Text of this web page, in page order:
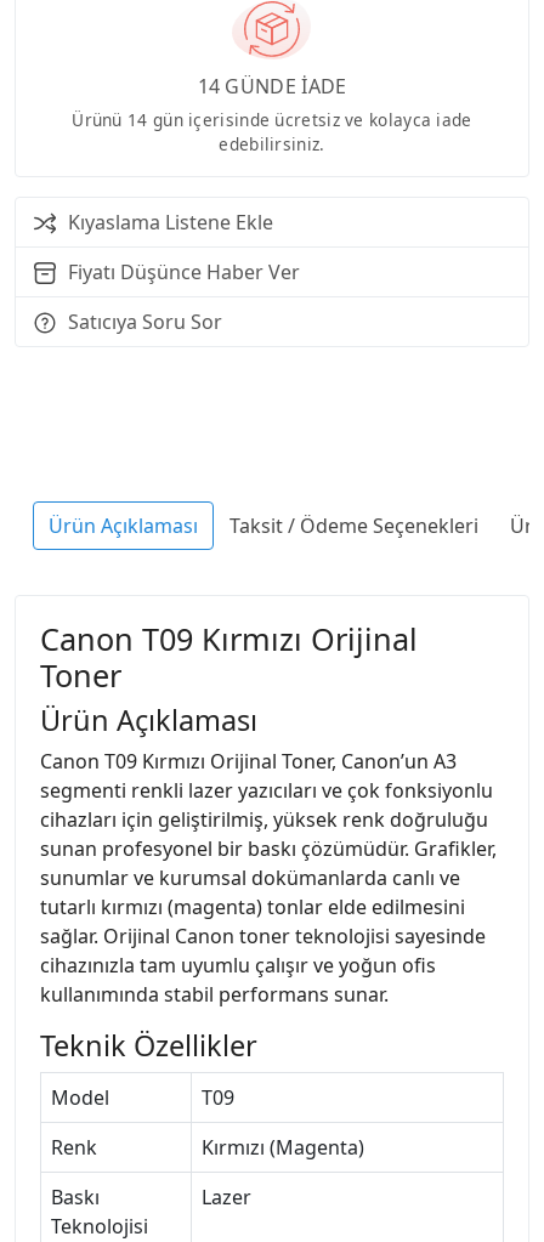
14 GÜNDE İADE
Ürünü 14 gün içerisinde ücretsiz ve kolayca iade
edebilirsiniz.
Kıyaslama Listene Ekle
Fiyatı Düşünce Haber Ver
Satıcıya Soru Sor
Ürün Açıklaması Taksit / Ödeme Seçenekleri
Canon T09 Kırmızı Orijinal
Toner
Ürün Açıklaması
Canon T09 Kırmızı Orijinal Toner, Canon’un A3
segmenti renkli lazer yazıcıları ve çok fonksiyonlu
cihazları için geliştirilmiş, yüksek renk doğruluğu
sunan profesyonel bir baskı çözümüdür. Grafikler,
sunumlar ve kurumsal dokümanlarda canlı ve
tutarlı kırmızı (magenta) tonlar elde edilmesini
sağlar. Orijinal Canon toner teknolojisi sayesinde
cihazınızla tam uyumlu çalışır ve yoğun ofis
kullanımında stabil performans sunar.
Teknik Özellikler
Model
T09
Renk
Kırmızı (Magenta)
Baskı
Teknolojisi
Lazer